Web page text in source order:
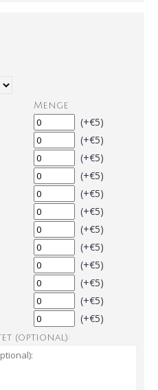
Menge
(+€5)
(+€5)
(+€5)
(+€5)
(+€5)
(+€5)
(+€5)
(+€5)
(+€5)
(+€5)
(+€5)
(+€5)
(optional):